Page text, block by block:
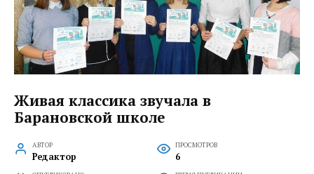
Живая классика звучала в
Барановской школе
АВТОР
Редактор
ПРОСМОТРОВ
6